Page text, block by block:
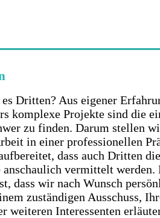
Dritten? Aus eigener
komplexe Projekte sind die
zu finden. Darum stellen
in einer professionellen
dass auch Dritten die
anschaulich vermittelt werden.
dass wir nach Wunsch
zuständigen Ausschuss,
weiteren Interessenten